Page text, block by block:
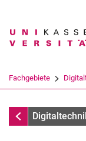
Suchbegriff
Fachgebiete
Forschung